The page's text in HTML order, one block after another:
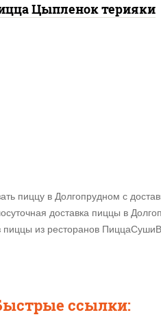
Цыпленок терияки
пиццу в Долгопрудном с
доставка пиццы в
пиццы из ресторанов
ссылки: